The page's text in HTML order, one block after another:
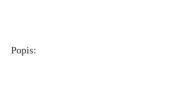
Popis: